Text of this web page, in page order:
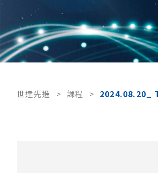
世達先進 > 課程 > 2024.08.20_